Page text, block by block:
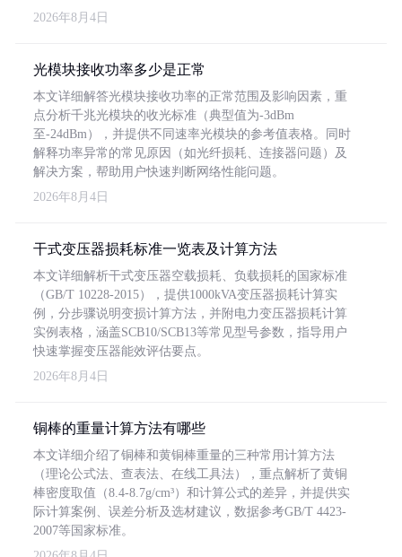
2026年8月4日
光模块接收功率多少是正常
本文详细解答光模块接收功率的正常范围及影响因素，重
点分析千兆光模块的收光标准（典型值为-3dBm
至-24dBm），并提供不同速率光模块的参考值表格。同时
解释功率异常的常见原因（如光纤损耗、连接器问题）及
解决方案，帮助用户快速判断网络性能问题。
2026年8月4日
干式变压器损耗标准一览表及计算方法
本文详细解析干式变压器空载损耗、负载损耗的国家标准
（GB/T 10228-2015），提供1000kVA变压器损耗计算实
例，分步骤说明变损计算方法，并附电力变压器损耗计算
实例表格，涵盖SCB10/SCB13等常见型号参数，指导用户
快速掌握变压器能效评估要点。
2026年8月4日
铜棒的重量计算方法有哪些
本文详细介绍了铜棒和黄铜棒重量的三种常用计算方法
（理论公式法、查表法、在线工具法），重点解析了黄铜
棒密度取值（8.4-8.7g/cm³）和计算公式的差异，并提供实
际计算案例、误差分析及选材建议，数据参考GB/T 4423-
2007等国家标准。